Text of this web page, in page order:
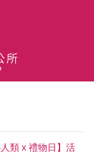
類 x 禮物日】活